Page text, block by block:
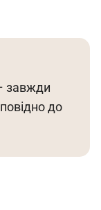
завжди
до